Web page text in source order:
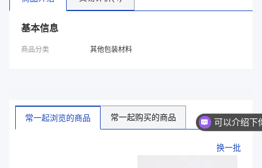
基本信息
商品分类 其他包装材料
常一起浏览的商品 常一起购买的商品
换一批